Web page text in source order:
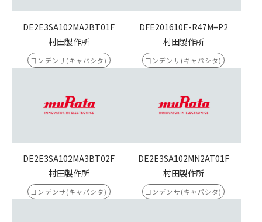
DE2E3SA102MA2BT01F
村田製作所
コンデンサ(キャパシタ)
DFE201610E-R47M=P2
村田製作所
コンデンサ(キャパシタ)
DE2E3SA102MA3BT02F
村田製作所
コンデンサ(キャパシタ)
DE2E3SA102MN2AT01F
村田製作所
コンデンサ(キャパシタ)